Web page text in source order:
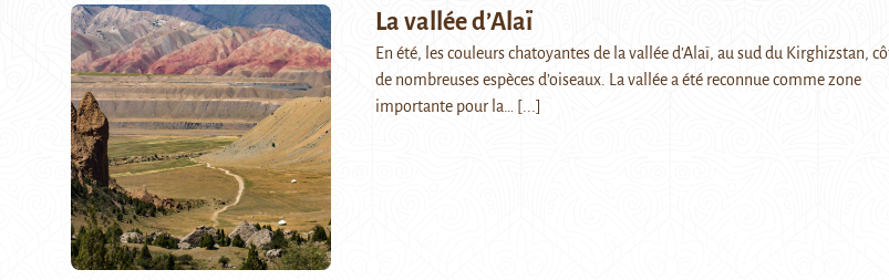
La vallée d’Alaï
En été, les couleurs chatoyantes de la vallée d’Alaï, au sud du Kirghizstan,
de nombreuses espèces d’oiseaux. La vallée a été reconnue comme zone
importante pour la…
[...]